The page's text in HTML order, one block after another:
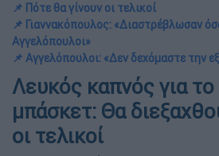
📌 Πότε θα γίνουν οι τελικοί
📌 Γιαννακόπουλος: «Διαστρέβλωσαν
Αγγελόπουλοι»
📌 Αγγελόπουλοι: «Δεν δεχόμαστε την
Λευκός καπνός για
μπάσκετ: Θα
οι τελικοί